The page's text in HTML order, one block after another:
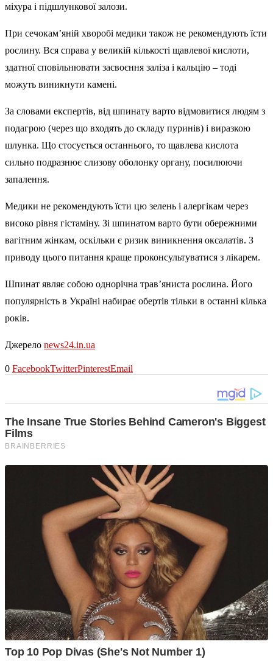
міхура і підшлункової залози.
При сечокам’яній хворобі медики також не рекомендують їсти
рослину. Вся справа у великій кількості щавлевої кислоти,
здатної сповільнювати засвоєння заліза і кальцію – тоді
можуть виникнути камені.
За словами експертів, від шпинату варто відмовитися людям з
подагрою (через що входять до складу пуринів) і виразкою
шлунка. Що стосується останнього, то щавлева кислота
сильно подразнює слизову оболонку органу, посилюючи
запалення.
Медики не рекомендують їсти цю зелень і алергікам через
високо рівня гістаміну. Зі шпинатом варто бути обережними
вагітним жінкам, оскільки є ризик виникнення оксалатів. З
приводу цього питання краще проконсультуватися з лікарем.
Шпинат являє собою однорічна трав’яниста рослина. Його
популярність в Україні набирає обертів тільки в останні кілька
років.
Джерело news24.in.ua
0 FacebookTwitterPinterestEmail